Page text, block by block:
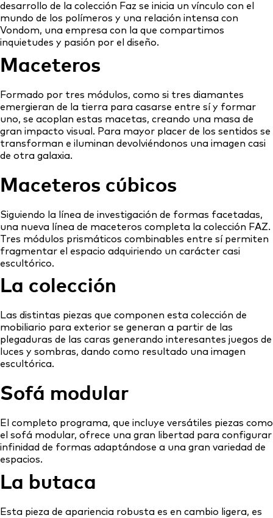
desarrollo de la colección Faz se inicia un vínculo con el
mundo de los polímeros y una relación intensa con
Vondom, una empresa con la que compartimos
inquietudes y pasión por el diseño.
Maceteros
Formado por tres módulos, como si tres diamantes
emergieran de la tierra para casarse entre sí y formar
uno, se acoplan estas macetas, creando una masa de
gran impacto visual. Para mayor placer de los sentidos se
transforman e iluminan devolviéndonos una imagen casi
de otra galaxia.
Maceteros cúbicos
Siguiendo la línea de investigación de formas facetadas,
una nueva línea de maceteros completa la colección FAZ.
Tres módulos prismáticos combinables entre sí permiten
fragmentar el espacio adquiriendo un carácter casi
escultórico.
La colección
Las distintas piezas que componen esta colección de
mobiliario para exterior se generan a partir de las
plegaduras de las caras generando interesantes juegos de
luces y sombras, dando como resultado una imagen
escultórica.
Sofá modular
El completo programa, que incluye versátiles piezas como
el sofá modular, ofrece una gran libertad para configurar
infinidad de formas adaptándose a una gran variedad de
espacios.
La butaca
Esta pieza de apariencia robusta es en cambio ligera, es